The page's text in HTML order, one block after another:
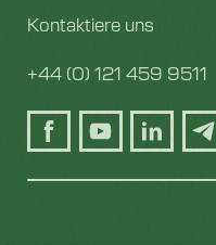
Kontaktiere uns
+44 (0) 121 459 9511